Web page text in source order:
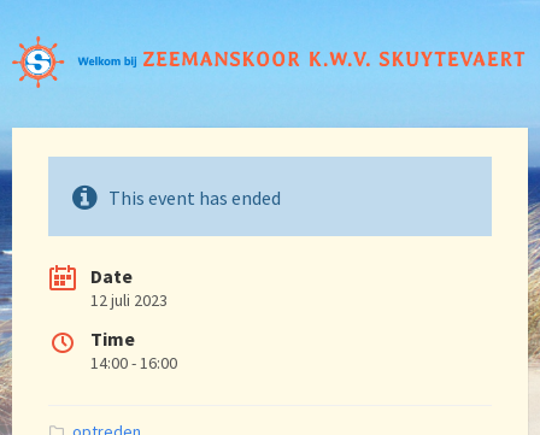
This event has ended
Date
12 juli 2023
Time
14:00 - 16:00
Categories: